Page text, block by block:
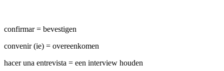
confirmar = bevestigen
convenir (ie) = overeenkomen
hacer una entrevista = een interview houden